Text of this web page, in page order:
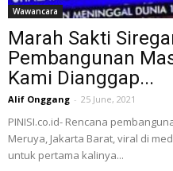
Wawancara
Marah Sakti
Pembangunan
Kami Dianggap...
Alif Onggang - 25 June, 2021
PINISI.co.id- Rencana
Meruya, Jakarta Barat, viral di
untuk pertama kalinya...